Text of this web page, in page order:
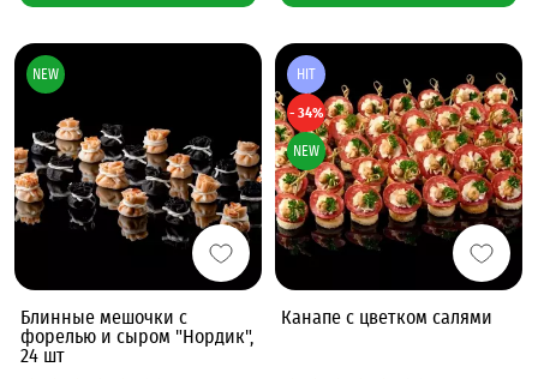
Блинные мешочки с
форелью и сыром "Нордик",
24 шт
NEW
Канапе с цветком салями
HIT
- 34%
NEW